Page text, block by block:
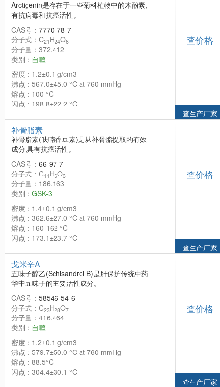
Arctigenin是存在于一些菊科植物中的木酚素,
有抗病毒和抗癌活性。
CAS号： 7770-78-7
分子式：C21 H24O6
分子量：372.412
类别： 自噬
密度：1.2±0.1 g/cm3
沸点：567.0±45.0 °C at 760 mmHg
熔点：100 °C
闪点：198.8±22.2 °C
查价格
查生产厂家
补骨脂素
补骨脂素(呋喃香豆素)是从补骨脂提取的有效
成分,具有抗癌活性。
CAS号： 66-97-7
分子式：C11 H6O3
分子量：186.163
类别： GSK-3
密度：1.4±0.1 g/cm3
沸点：362.6±27.0 °C at 760 mmHg
熔点：160-162 °C
闪点：173.1±23.7 °C
查价格
查生产厂家
戈米辛A
五味子醇乙(Schisandrol B)是肝保护传统中药
华中五味子的主要活性成分。
CAS号： 58546-54-6
分子式：C23H28O7
分子量：416.464
类别： 自噬
密度：1.2±0.1 g/cm3
沸点：579.7±50.0 °C at 760 mmHg
熔点：88.5°C
闪点：304.4±30.1 °C
查价格
查生产厂家